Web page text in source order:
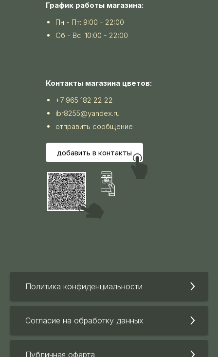
График работы магазина:
Пн - Пт: 9:00 - 22:00
Сб - Вс: 10:00 - 22:00
Контакты магазина цветов:
+7 965 182 22 22
ibr8255@yandex.ru
отправить сообщение
добавить в контакты
Политика конфиденциальности
Согласие на обработку данных
Публичная оферта